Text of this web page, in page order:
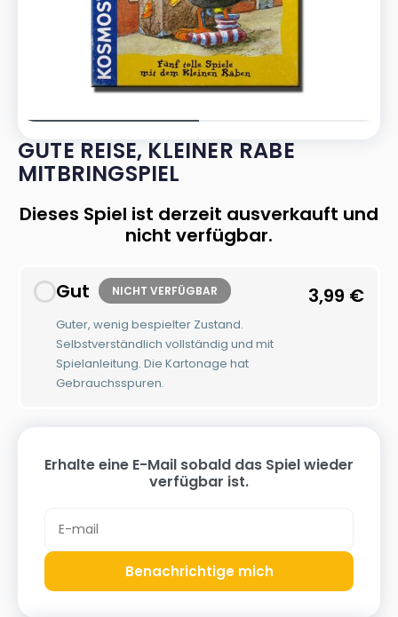
GUTE REISE, KLEINER RABE
MITBRINGSPIEL
Dieses Spiel ist derzeit ausverkauft und
nicht verfügbar.
Gut NICHT VERFÜGBAR
Guter, wenig bespielter Zustand.
Selbstverständlich vollständig und mit
Spielanleitung. Die Kartonage hat
Gebrauchsspuren.
3,99 €
Erhalte eine E-Mail sobald das Spiel wieder
verfügbar ist.
Benachrichtige mich